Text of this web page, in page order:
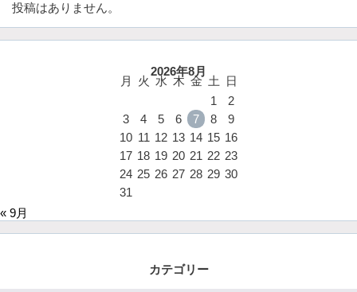
投稿はありません。
2026年8月
月 火 水 木 金 土
日
1
2
3
4 5 6 7 8
9
10 11 12 13 14 15 16
17 18 19 20 21 22 23
24 25 26 27 28 29 30
31
« 9月
カテゴリー